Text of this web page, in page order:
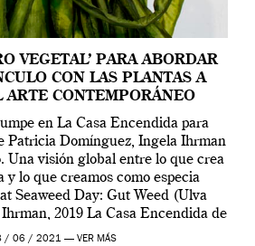
VEGETAL’ PARA ABORDAR
CON LAS PLANTAS A
ARTE CONTEMPORÁNEO
en La Casa Encendida para
Patricia Domínguez, Ingela Ihrman
Una visión global entre lo que crea
lo que creamos como especia
Seaweed Day: Gut Weed (Ulva
2019 La Casa Encendida de
y la Wellcome […]
/ 06 / 2021 — VER MÁS